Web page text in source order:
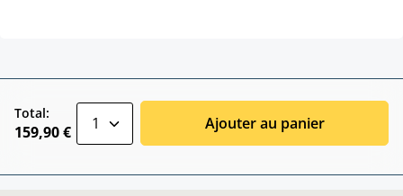
Total:
159,90 € Ajouter au panier